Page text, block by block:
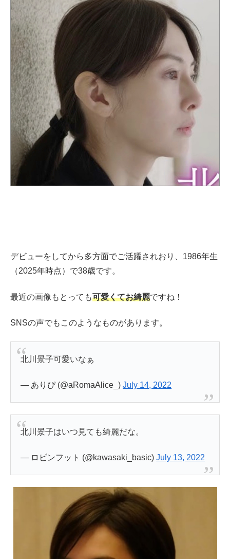
デビューをしてから多方面でご活躍されおり、1986年生
（2025年時点）で38歳です。
最近の画像もとっても可愛くてお綺麗ですね！
SNSの声でもこのようなものがあります。
北川景子可愛いなぁ
— ありぴ (@aRomaAlice_)July 14, 2022
北川景子はいつ見ても綺麗だな。
— ロビンフット (@kawasaki_basic)July 13, 2022